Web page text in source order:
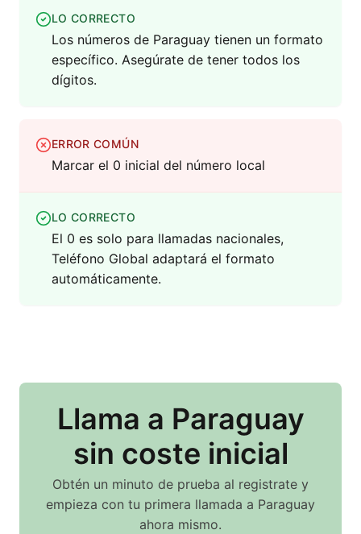
LO CORRECTO
Los números de Paraguay tienen un formato
específico. Asegúrate de tener todos los
dígitos.
ERROR COMÚN
Marcar el 0 inicial del número local
LO CORRECTO
El 0 es solo para llamadas nacionales,
Teléfono Global adaptará el formato
automáticamente.
Llama a Paraguay
sin coste inicial
Obtén un minuto de prueba al registrate y
empieza con tu primera llamada a Paraguay
ahora mismo.